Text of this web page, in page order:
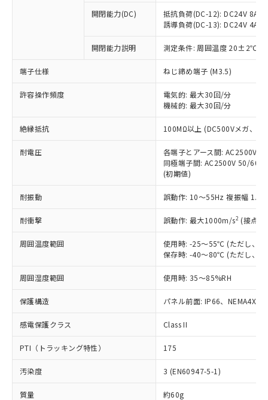
開閉能力(DC)
抵抗負荷(DC-12): DC24V 8A/
誘導負荷(DC-13): DC24V 4A/
開閉能力説明 測定条件: 周囲温度 20±2℃、
端子仕様 ねじ締め端子 (M3.5)
許容操作頻度
電気的: 最大30回/分
機械的: 最大30回/分
絶縁抵抗 100MΩ以上 (DC500Vメガ、点
耐電圧
各端子とアース間: AC2500V
同極端子間: AC2500V 50/
(初期値)
耐振動 誤動作: 10～55Hz 複振幅
耐衝撃 誤動作: 最大1000m/s2 (接点
周囲温度範囲
使用時: -25～55℃ (ただし、氷
保存時: -40～80℃ (ただし、氷
周囲湿度範囲 使用時: 35～85%RH
保護構造 パネル前面: IP66、NEMA4X,
感電保護クラス Class II
PTI（トラッキング特性） 175
汚染度 3 (EN60947-5-1)
質量 約60g
商品の当社在庫状況および標準価格
(税抜)を提供させていただくもので
当社制御機器事業取扱商品の中には、
本サービスの対象外となる商品もある
ことをご了承ください。
在庫状況および標準価格照会結果は、
記載している更新日時点での社内デー
タに基づき作成されるものであり、閲
覧された時点での実際の在庫および標
準価格とは異なる場合があることをご
正式な納期状況および標準価格はお客
様のお取引先、またはお客様担当のオ
ムロン制御機器販売店・当社販売員に
オムロン制御機器販売店や当社販売拠
販売ネットワーク
」をご確認
在庫状況および標準価格結果を当社の
事前の承諾なく第三者に漏洩または開
示しないようお願いします。
マイパーツ機能（部品リスト作成サー
ビス）をご利用いただくには、I-Web
メンバーズにご登録されている必要が
あります。
お客様が当ウェブサイト上で当社にご
登録された部品リストについて、当社
および当社の共同利用者が、当社の製
品・サービスに関するお客様との取
引・商談に必要な範囲で利用すること
非含有の対応状況を調査中または確認中の
非該当品：ライセンス料など無形物で、有
害物質有無と関係のない商品です。
いたものが、含有品と判明した場合などや
むを得ず変更することがあります。
鉛(Pb) 1000ppm以下、 水銀(Hg) 1000ppm以下、 カド
六価クロム(Cr(Ⅵ)) 1000ppm以下、ポリ臭化ビフェニル
類(PBB) 1000ppm以下、ポリ臭化ジフェニルエーテル類
(PBDE) 1000ppm以下、フタル酸ビス(2-エチルヘキシ
ル) (DEHP)(別名：DOP) 1000ppm以下、フタル酸ブチ
ルベンジル（BBP） 1000ppm以下、フタル酸ジブチル
（DBP） 1000ppm以下、フタル酸ジイソブチル
但し、RoHS指令で産業用監視および制御機器に対する
図的な使用がないことを確認しています。
部品在庫の切り替え状況などにより、予定
月が前後することがあります。
※3 非含有証明書ダウンロード
下記の非含有証明書をダウンロードするこ
「○」：最大均質材料含有率が中国RoHSの
基準値以下であることを示します。
「×」：最大均質材料含有率が中国RoHSの
基準値を超えていることを示します。
「－」：未確認です。当社販売部門へお問
い合わせください。
*中国RoHS10物質の基準値 (GB/T26572)：
Pb(鉛) :1000ppm、 Hg(水銀) : 1000ppm、 Cd(カドミウ
ム) : 100ppm、
Cr(Ⅵ)(六価クロム) : 1000ppm、 PBBs(ポリ臭化ビフェ
ニル類) : 1000ppm、 PBDEs(ポリ臭化ジフェニルエーテ
DBP(フタル酸ジブチル) : 1000ppm、 DIBP(フタル酸ジ
イソブチル) : 1000ppm、 BBP(フタル酸ブチルベンジ
DEHP(フタル酸ビス(2-エチルヘキシル)) : 1000ppm
「ｅ」：有害物質（10物質）のすべてが基
準値以下であることを示します。
「10」：通常の使用状況下において有害物
質が外部に漏えいし、環境に深刻な影響を
及ぼさない年数を意味します。
「－」：未確認です。当社販売部門へお問
当社は、これら貴社製品のうち、外国
為替および外国貿易法に定める商品
（以下｢規制貨物等」という）を輸出
または国外への提供する場合は、日本
国政府の輸出許可(または役務取引許
可)を取得するなどの必要な手続きを
当社は規制貨物を破棄する場合は、完
全に破砕するなど、違法に輸出されな
いよう必要な手段を講じます。
当社は貴社製品を、核兵器、ミサイ
ル、化学兵器、生物兵器またはその他
武器並びにこれらの製造装置等に一切
当社は、貴社製品を第三者に販売する
場合は、上記1、2および3の内容を当
該第三者に通知します。また当社は、
販売先および販売に係わる関係者が違
法に輸出するおそれがある場合は、取
り引きをいたしません。
キャンセル
一定数以上の在庫あり
一定数には満たないが在庫あり
在庫なし(最新の在庫状況につ
いては、お客様のお取引先、ま
たはお客様担当のオムロン制御
機器販売店・当社販売員にご確
受注生産機種、また在庫状況の
情報を公開していない機種